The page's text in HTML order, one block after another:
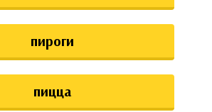
пироги
пицца